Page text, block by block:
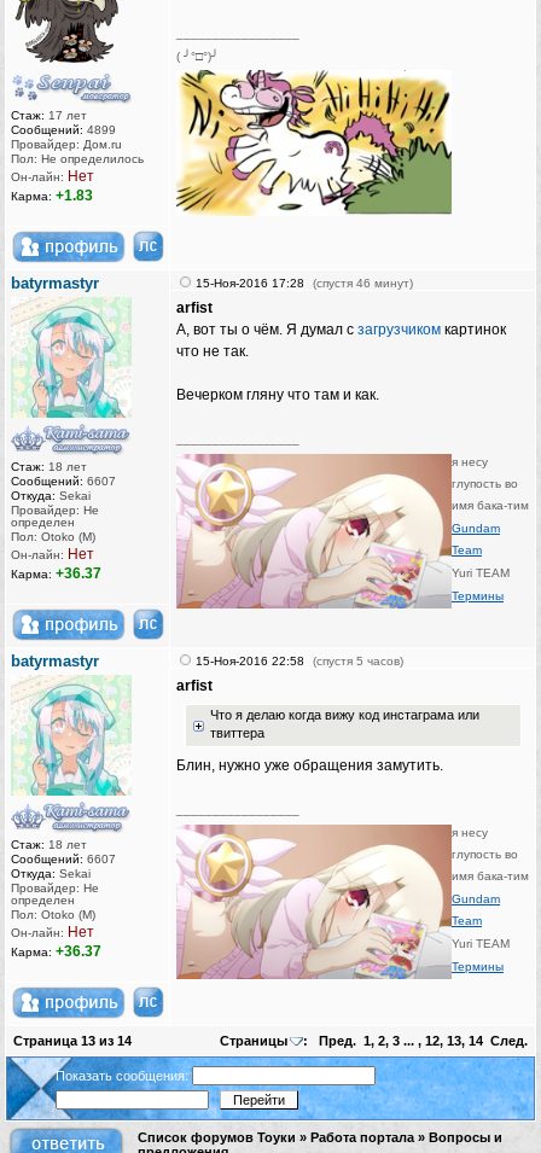
Стаж: 17 лет
Сообщений: 4899
Провайдер: Дом.ru
Пол: Не определилось
Он-лайн: Нет
Карма: +1.83
( ╯°□°)╯
batyrmastyr
Стаж: 18 лет
Сообщений: 6607
Откуда: Sekai
Провайдер: Не
определен
Пол: Otoko (M)
Он-лайн: Нет
Карма: +36.37
15-Ноя-2016 17:28 (спустя 46 минут)
arfist
А, вот ты о чём. Я думал с загрузчиком картинок
что не так.
Вечерком гляну что там и как.
я несу
глупость во
имя бака-тим
Gundam
Team
Yuri TEAM
Термины
batyrmastyr
Стаж: 18 лет
Сообщений: 6607
Откуда: Sekai
Провайдер: Не
определен
Пол: Otoko (M)
Он-лайн: Нет
Карма: +36.37
15-Ноя-2016 22:58 (спустя 5 часов)
arfist
Что я делаю когда вижу код инстаграма или
твиттера
Блин, нужно уже обращения замутить.
я несу
глупость во
имя бака-тим
Gundam
Team
Yuri TEAM
Термины
Страница 13 из 14 Страницы : Пред. 1, 2, 3 ... , 12, 13, 14 След.
Показать сообщения:
Список форумов Тоуки » Работа портала » Вопросы и